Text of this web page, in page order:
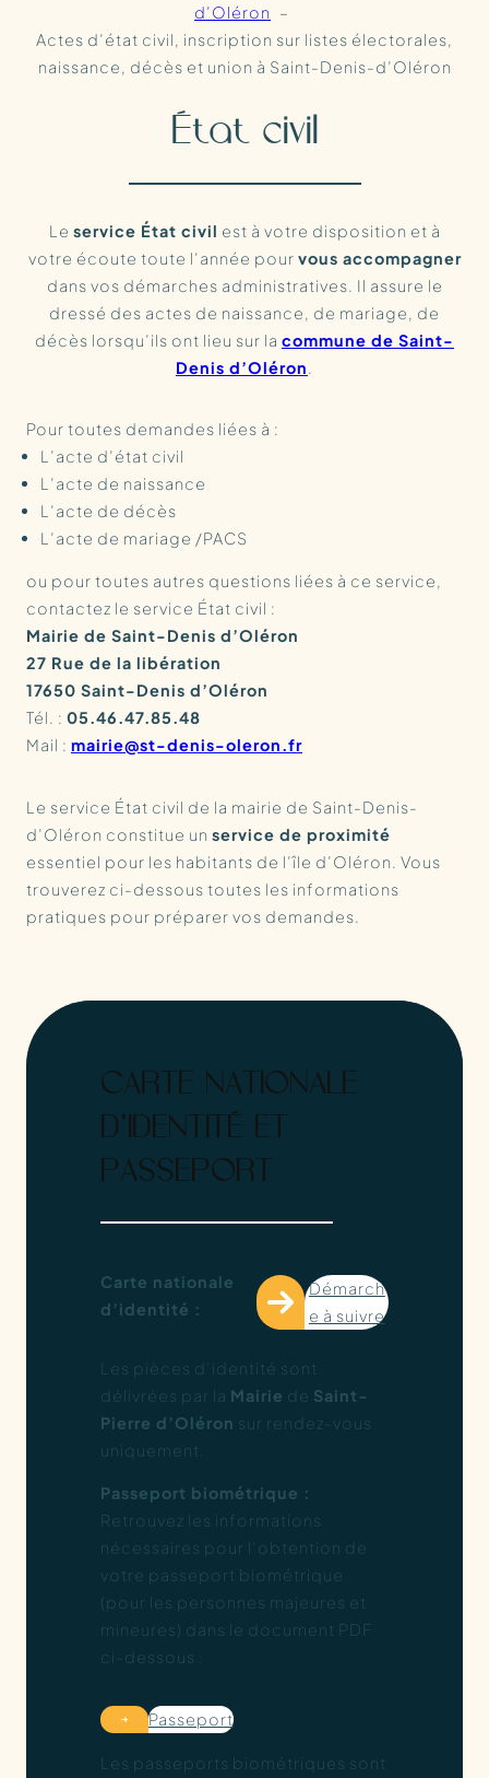
d’Oléron
Actes d’état civil, inscription sur listes électorales,
naissance, décès et union à Saint-Denis-d’Oléron
État civil
Le service État civil est à votre disposition et à
votre écoute toute l’année pour vous accompagner
dans vos démarches administratives. Il assure le
dressé des actes de naissance, de mariage, de
décès lorsqu’ils ont lieu sur la commune de Saint-
Denis d’Oléron.
Pour toutes demandes liées à :
L’acte d’état civil
L’acte de naissance
L’acte de décès
L’acte de mariage /PACS
ou pour toutes autres questions liées à ce service,
contactez le service État civil :
Mairie de Saint-Denis d’Oléron
27 Rue de la libération
17650 Saint-Denis d’Oléron
Tél. : 05.46.47.85.48
Mail : mairie@st-denis-oleron.fr
Le service État civil de la mairie de Saint-Denis-
d’Oléron constitue un service de proximité
essentiel pour les habitants de l’île d’Oléron. Vous
trouverez ci-dessous toutes les informations
pratiques pour préparer vos demandes.
CARTE NATIONALE
D’IDENTITÉ ET
PASSEPORT
Carte nationale
d’identité :
Démarch
e à suivre
Les pièces d’identité sont
délivrées par la Mairie de Saint-
Pierre d’Oléron sur rendez-vous
uniquement.
Passeport biométrique :
Retrouvez les informations
nécessaires pour l’obtention de
votre passeport biométrique
(pour les personnes majeures et
mineures) dans le document PDF
ci-dessous :
Passeport
Les passeports biométriques sont